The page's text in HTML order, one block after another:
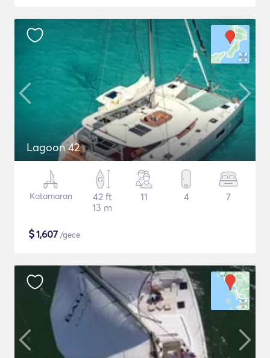
Lagoon 42
Katamaran
42 ft
13 m
11 4 7
$1,607 /gece